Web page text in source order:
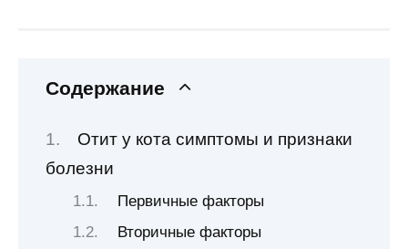
Содержание
Отит у кота симптомы и признаки
болезни
Первичные факторы
Вторичные факторы